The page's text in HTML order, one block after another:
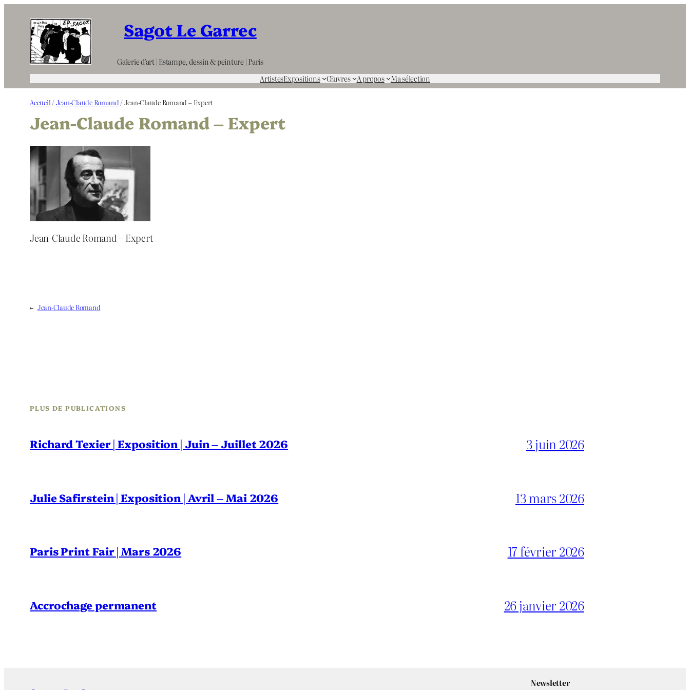
contenu
Sagot Le Garrec
Galerie d’art | Estampe, dessin & peinture | Paris
ArtistesExpositions Œuvres A propos Ma sélection
Accueil /Jean-Claude Romand / Jean-Claude Romand – Expert
Jean-Claude Romand – Expert
Jean-Claude Romand – Expert
← Jean-Claude Romand
PLUS DE PUBLICATIONS
Richard Texier | Exposition | Juin – Juillet 2026 3 juin 2026
Julie Safirstein | Exposition | Avril – Mai 2026 13 mars 2026
Paris Print Fair | Mars 2026 17 février 2026
Accrochage permanent 26 janvier 2026
Newsletter